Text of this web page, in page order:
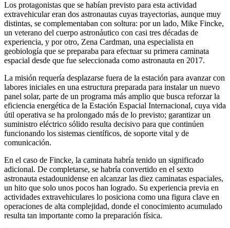
Los protagonistas que se habían previsto para esta actividad
extravehicular eran dos astronautas cuyas trayectorias, aunque muy
distintas, se complementaban con soltura: por un lado, Mike Fincke,
un veterano del cuerpo astronáutico con casi tres décadas de
experiencia, y por otro, Zena Cardman, una especialista en
geobiología que se preparaba para efectuar su primera caminata
espacial desde que fue seleccionada como astronauta en 2017.
La misión requería desplazarse fuera de la estación para avanzar con
labores iniciales en una estructura preparada para instalar un nuevo
panel solar, parte de un programa más amplio que busca reforzar la
eficiencia energética de la Estación Espacial Internacional, cuya vida
útil operativa se ha prolongado más de lo previsto; garantizar un
suministro eléctrico sólido resulta decisivo para que continúen
funcionando los sistemas científicos, de soporte vital y de
comunicación.
En el caso de Fincke, la caminata habría tenido un significado
adicional. De completarse, se habría convertido en el sexto
astronauta estadounidense en alcanzar las diez caminatas espaciales,
un hito que solo unos pocos han logrado. Su experiencia previa en
actividades extravehiculares lo posiciona como una figura clave en
operaciones de alta complejidad, donde el conocimiento acumulado
resulta tan importante como la preparación física.